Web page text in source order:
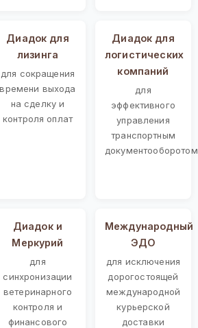
Диадок для
лизинга
для сокращения
времени выхода
на сделку и
контроля оплат
Диадок для
логистических
компаний
для
эффективного
управления
транспортным
документооборотом
Диадок и
Меркурий
для
синхронизации
ветеринарного
контроля и
финансового
Международный
ЭДО
для исключения
дорогостоящей
международной
курьерской
доставки